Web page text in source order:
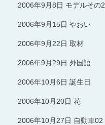
2006年9月8日 モデルその2
2006年9月15日 やおい
2006年9月22日 取材
2006年9月29日 外国語
2006年10月6日 誕生日
2006年10月20日 花
2006年10月27日 自動車02